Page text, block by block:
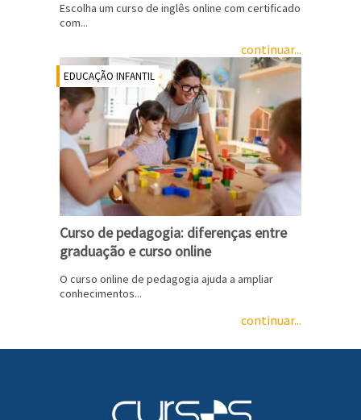
Escolha um curso de inglês online com certificado
com...
continuar...
EDUCAÇÃO INFANTIL
Curso de pedagogia: diferenças entre
graduação e curso online
O curso online de pedagogia ajuda a ampliar
conhecimentos...
continuar...